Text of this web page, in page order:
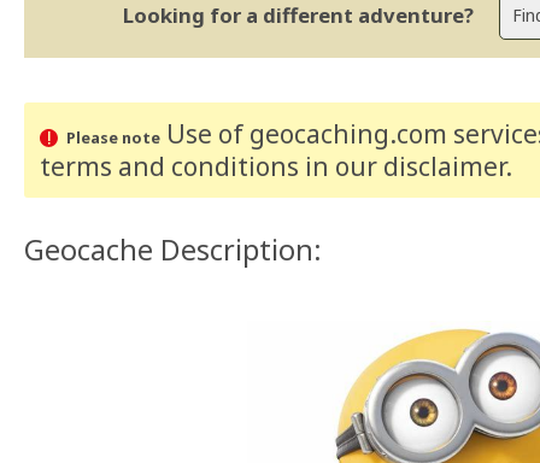
Looking for a different adventure?
Please noteUse of geocaching.com
terms and conditions in our disclaimer.
Geocache Description: